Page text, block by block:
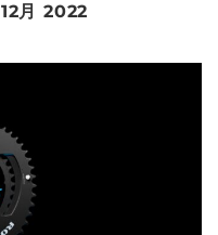
12月 2022